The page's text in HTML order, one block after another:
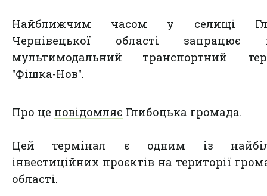
Найближчим часом у селищі
Чернівецької області запрацює
мультимодальний транспортний
"Фішка-Нов".
Про це повідомляє Глибоцька громада.
Цей термінал є одним із
інвестиційних проєктів на території
області.